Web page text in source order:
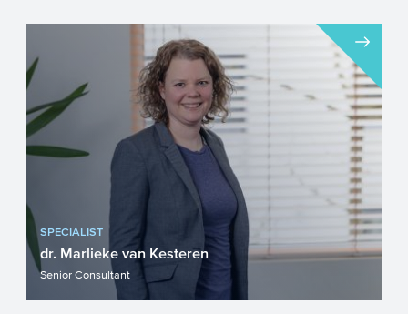
SPECIALIST
dr. Marlieke van Kesteren
Senior Consultant